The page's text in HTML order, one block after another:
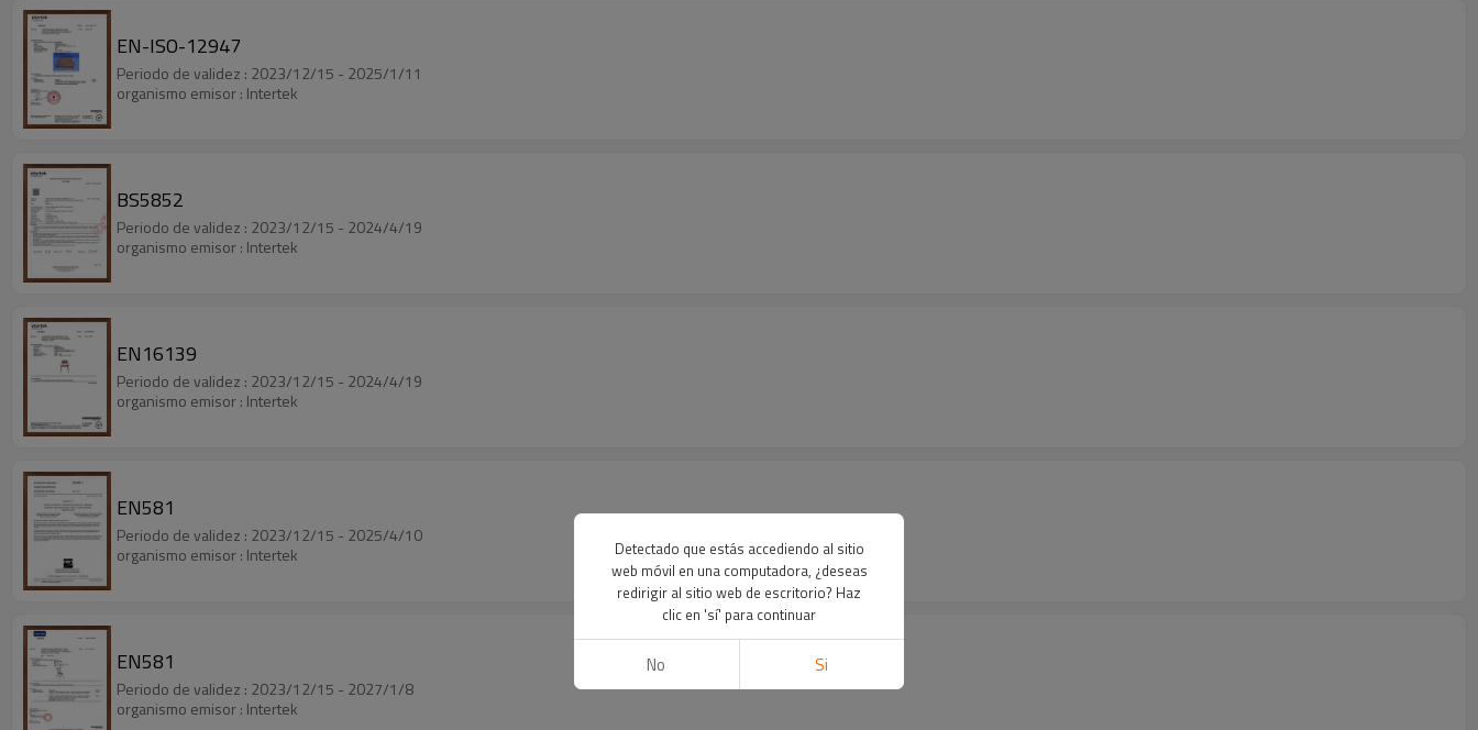
EN-ISO-12947
Periodo de validez : 2023/12/15 - 2025/1/11
organismo emisor : Intertek
BS5852
Periodo de validez : 2023/12/15 - 2024/4/19
organismo emisor : Intertek
EN16139
Periodo de validez : 2023/12/15 - 2024/4/19
organismo emisor : Intertek
EN581
Periodo de validez : 2023/12/15 - 2025/4/10
organismo emisor : Intertek
EN581
Periodo de validez : 2023/12/15 - 2027/1/8
organismo emisor : Intertek
Detectado que estás accediendo al sitio
web móvil en una computadora, ¿deseas
redirigir al sitio web de escritorio? Haz
clic en 'sí' para continuar
No Si